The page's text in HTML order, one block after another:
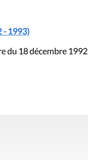
- 1993)
du 18 décembre 1992